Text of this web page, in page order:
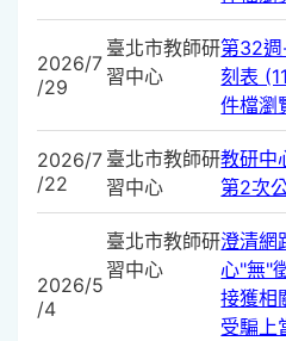
2026/7
/29
臺北市教師研
習中心
第32
刻表
件檔瀏
2026/7
/22
臺北市教師研
習中心
教研中
第2次
2026/5
/4
臺北市教師研
習中心
澄清網
心"無"
接獲相
受騙上